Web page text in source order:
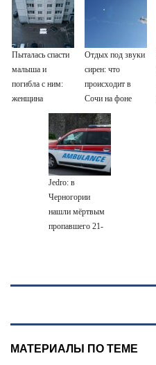
Пыталась спасти
малыша и
погибла с ним:
женщина
насмерть на
глазах у детей
06/08/2026 –
Отдых под звуки
сирен: что
происходит в
Сочи на фоне
массированных
атак
беспилотников
Jedro: в
Черногории
нашли мёртвым
пропавшего 21-
МАТЕРИАЛЫ ПО ТЕМЕ